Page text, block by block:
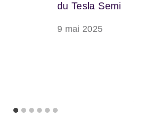
du Tesla Semi
9 mai 2025